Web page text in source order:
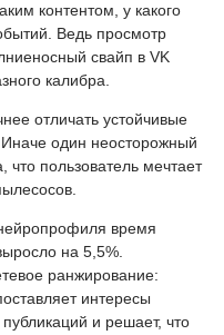
контентом, у какого
Ведь просмотр
свайп в VK
калибра.
отличать устойчивые
один неосторожный
пользователь мечтает
время
на 5,5%.
ранжирование:
интересы
и решает, что